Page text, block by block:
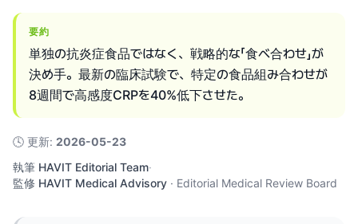
要約
単独の抗炎症食品ではなく、戦略的な「食べ合わせ」が
決め手。最新の臨床試験で、特定の食品組み合わせが
8週間で高感度CRPを40%低下させた。
🕓 更新: 2026-05-23
執筆 HAVIT Editorial Team·
監修 HAVIT Medical Advisory · Editorial Medical Review Board